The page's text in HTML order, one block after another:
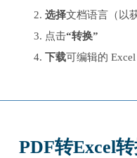
选择文档语言（以
点击“转换”
下载可编辑的 Excel
PDF转Excel